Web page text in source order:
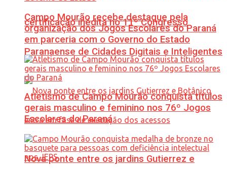
certificação inédita no 11º Congresso
Paranaense de Cidades Digitais e Inteligentes
Nova ponte entre os jardins Gutierrez e
Campo Mourão recebe destaque pela
organização dos Jogos Escolares do Paraná
em parceria com o Governo do Estado
Atletismo de Campo Mourão conquista títulos
gerais masculino e feminino nos 76º Jogos
Escolares do Paraná